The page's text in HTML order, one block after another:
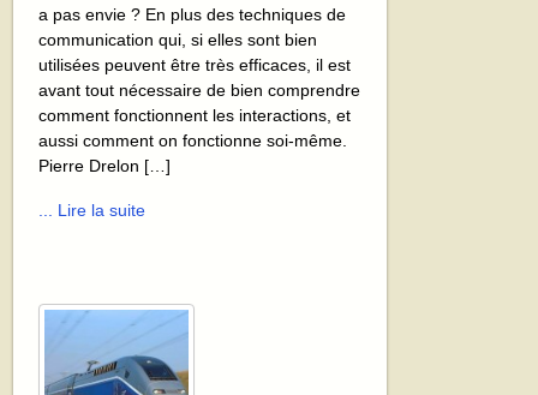
a pas envie ? En plus des techniques de
communication qui, si elles sont bien
utilisées peuvent être très efficaces, il est
avant tout nécessaire de bien comprendre
comment fonctionnent les interactions, et
aussi comment on fonctionne soi-même.
Pierre Drelon […]
... Lire la suite